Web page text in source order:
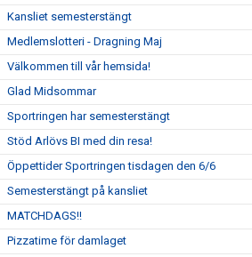
Kansliet semesterstängt
Medlemslotteri - Dragning Maj
Välkommen till vår hemsida!
Glad Midsommar
Sportringen har semesterstängt
Stöd Arlövs BI med din resa!
Öppettider Sportringen tisdagen den 6/6
Semesterstängt på kansliet
MATCHDAGS!!
Pizzatime för damlaget